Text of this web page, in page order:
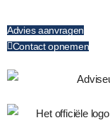
Advies aanvragen
Contact opnemen